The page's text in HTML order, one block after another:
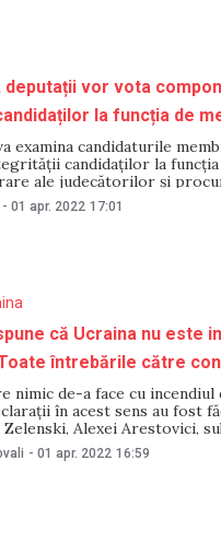
deputații vor vota
la funcția de
examina candidaturile
candidaților la
ale judecătorilor și
a aprobat, în ședința de
aprilie 2022. Astfel, deputații
- 01 apr. 2022 17:01
că Ucraina nu este
întrebările către
nimic de-a face cu
în acest sens au fost
Alexei Arestovici,
pentru tot ceea ce se
- 01 apr. 2022 16:59